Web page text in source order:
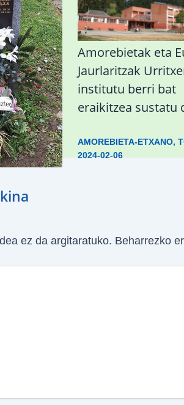
/2024-02-
Amorebietak eta
Jaurlaritzak
institutu berri bat
eraikitzea sustatu
AMOREBIETA-ETXANO,
2024-02-06
ez da argitaratuko. Beharrezko